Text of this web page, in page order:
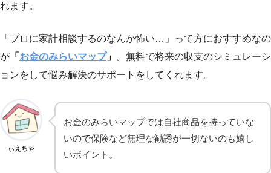
れます。
「プロに家計相談するのなんか怖い…」って方におすすめなの
が 「 お金のみらいマップ」 。無料で将来の収支のシミュレーシ
ョンをして悩み解決のサポートをしてくれます。
ぃえちゃ
お金のみらいマップでは自社商品を持っていな
いので保険など無理な勧誘が一切ないのも嬉し
いポイント。